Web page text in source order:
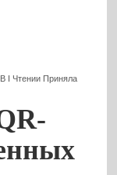
I Чтении Приняла